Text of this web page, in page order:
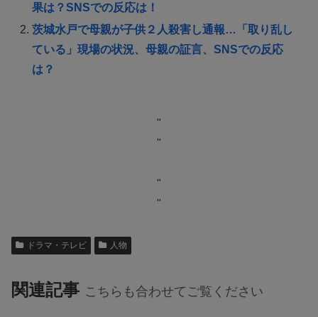
果は？SNSでの反応は！
茨城水戸で母親が子供２人殺害し通報…「取り乱し
ている」現場の状況、母親の証言、SNSでの反応
は？
"
"
"
"
ドラマ・テレビ 人物
関連記事 こちらも合わせてご覧ください